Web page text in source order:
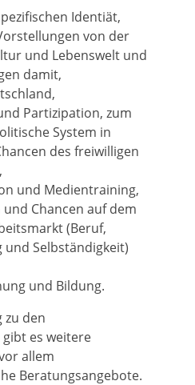
Identiät,
von der
und Lebenswelt und
damit,
Partizipation, zum
System in
des freiwilligen
und Medientraining,
Chancen auf dem
(Beruf,
Selbständigkeit)
und Bildung.
zu den
es weitere
allem
Beratungsangebote.